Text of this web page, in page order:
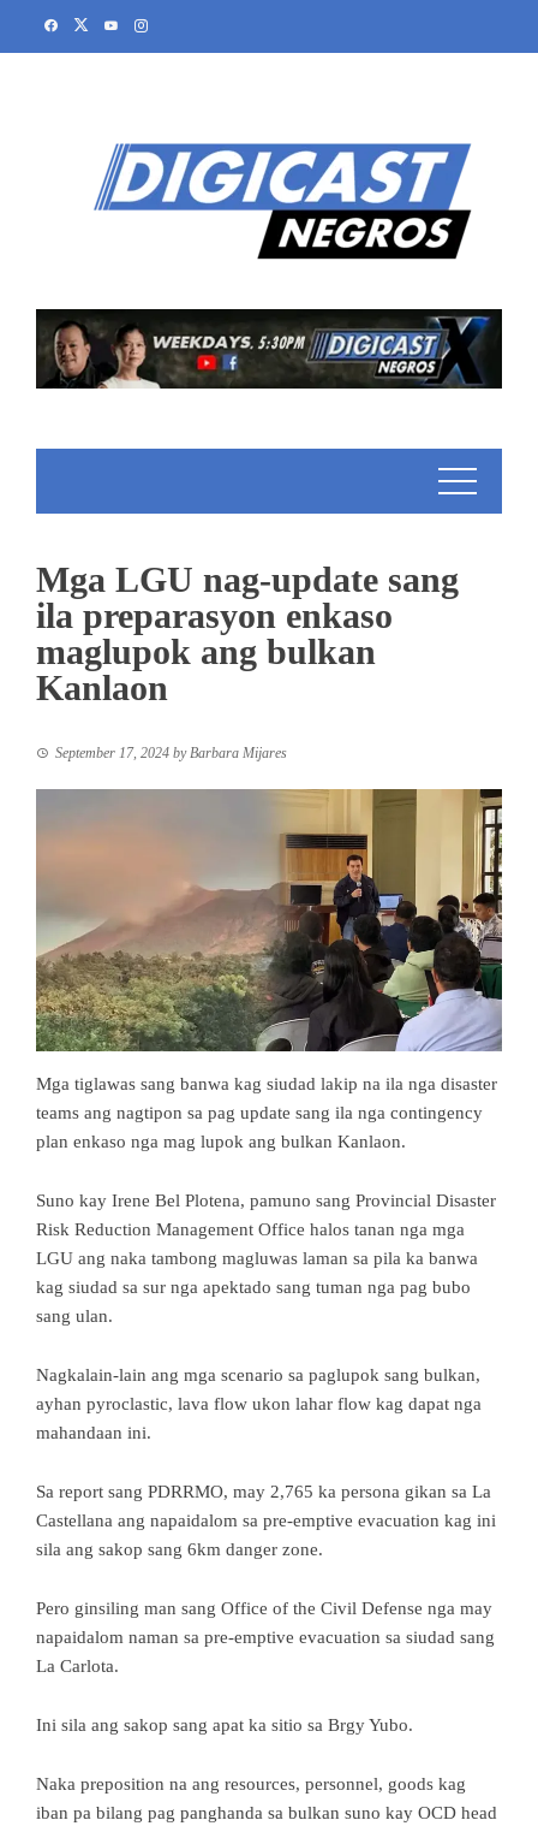
Mga LGU nag-update sang
ila preparasyon enkaso
maglupok ang bulkan
Kanlaon
September 17, 2024 by Barbara Mijares
Mga tiglawas sang banwa kag siudad lakip na ila nga disaster
teams ang nagtipon sa pag update sang ila nga contingency
plan enkaso nga mag lupok ang bulkan Kanlaon.
Suno kay Irene Bel Plotena, pamuno sang Provincial Disaster
Risk Reduction Management Office halos tanan nga mga
LGU ang naka tambong magluwas laman sa pila ka banwa
kag siudad sa sur nga apektado sang tuman nga pag bubo
sang ulan.
Nagkalain-lain ang mga scenario sa paglupok sang bulkan,
ayhan pyroclastic, lava flow ukon lahar flow kag dapat nga
mahandaan ini.
Sa report sang PDRRMO, may 2,765 ka persona gikan sa La
Castellana ang napaidalom sa pre-emptive evacuation kag ini
sila ang sakop sang 6km danger zone.
Pero ginsiling man sang Office of the Civil Defense nga may
napaidalom naman sa pre-emptive evacuation sa siudad sang
La Carlota.
Ini sila ang sakop sang apat ka sitio sa Brgy Yubo.
Naka preposition na ang resources, personnel, goods kag
iban pa bilang pag panghanda sa bulkan suno kay OCD head